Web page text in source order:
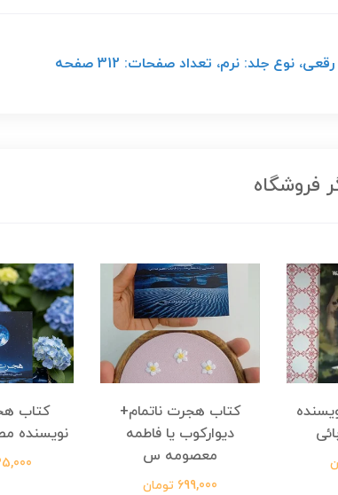
نوع جلد: نرم، تعداد صفحات: 312 صفحه
فروشگاه
کتاب هجرت ناتمام+
دیوارکوب یا فاطمه
معصومه س
699,000 تومان
کتاب
نویسنده
125,000